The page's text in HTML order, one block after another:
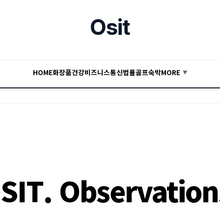
Osit
HOME화장품건강비즈니스통신법률골프숙박MORE ▼